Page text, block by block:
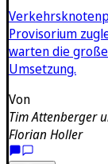
Provisorium
warten die
Umsetzung.
Von
Tim Attenberger
Florian Holler